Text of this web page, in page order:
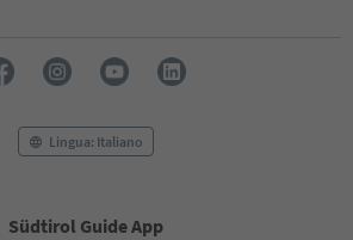
Lingua: Italiano
Südtirol Guide App